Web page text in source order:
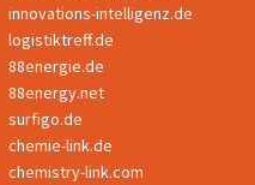
innovations-intelligenz.de
logistiktreff.de
88energie.de
88energy.net
surfigo.de
chemie-link.de
chemistry-link.com